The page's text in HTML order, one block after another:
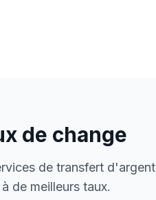
de change
de transfert d'argent
de meilleurs taux.